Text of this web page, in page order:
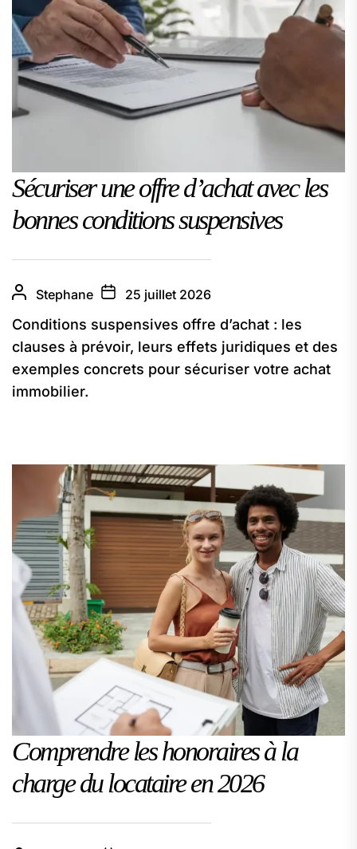
Sécuriser une offre d’achat avec les
bonnes conditions suspensives
Stephane 25 juillet 2026
Conditions suspensives offre d’achat : les
clauses à prévoir, leurs effets juridiques et des
exemples concrets pour sécuriser votre achat
immobilier.
Comprendre les honoraires à la
charge du locataire en 2026